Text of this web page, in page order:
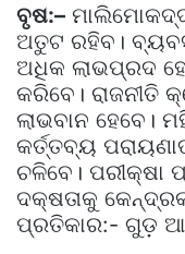
ବୃଷ:–
ଅତୁଟ ରହିବ।
ଅଧିକ ଲାଭପ୍ରଦ
କରିବେ। ରାଜନୀତି
ଲାଭବାନ ହେବେ।
କର୍ତ୍ତବ୍ୟ
ଚଳିବେ। ପରୀକ୍ଷା
ଦକ୍ଷତାକୁ
ପ୍ରତିକାର:- ଗୁଡ଼